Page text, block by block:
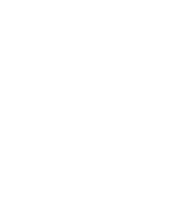
径分布均匀，为液体的均匀蒸发和吸收
此款喷枪的优点，长时间使用更能节省
h—400L/h,可以满足各种流量需求
压环境下工作，水压气压都不超过
制或中控远程控制，在使用时自动
的数据）